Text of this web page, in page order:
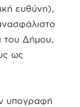
ευθύνη),
του Δήμου,
ως
υπογραφή